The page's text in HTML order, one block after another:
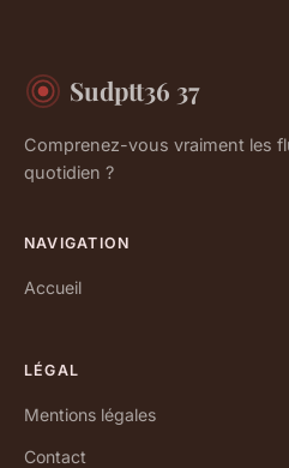
Sudptt36 37
Comprenez-vous vraiment les
quotidien ?
NAVIGATION
Accueil
LÉGAL
Mentions légales
Contact